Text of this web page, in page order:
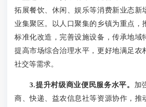
拓展餐饮、休闲、娱乐等消费新业态新
业集聚区。以人口聚集的乡镇为重点，
标准化改造，完善设施设备，传承地域
提高市场综合治理水平，更好地满足农
社交等需求。
3.提升村级商业便民服务水平。 加
商、快递、益农信息社等资源协作，推